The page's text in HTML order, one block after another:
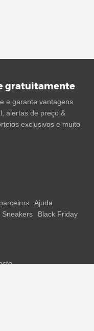
gratuitamente
e garante vantagens
alertas de preço &
exclusivos e muito
Ajuda
Sneakers
Black Friday